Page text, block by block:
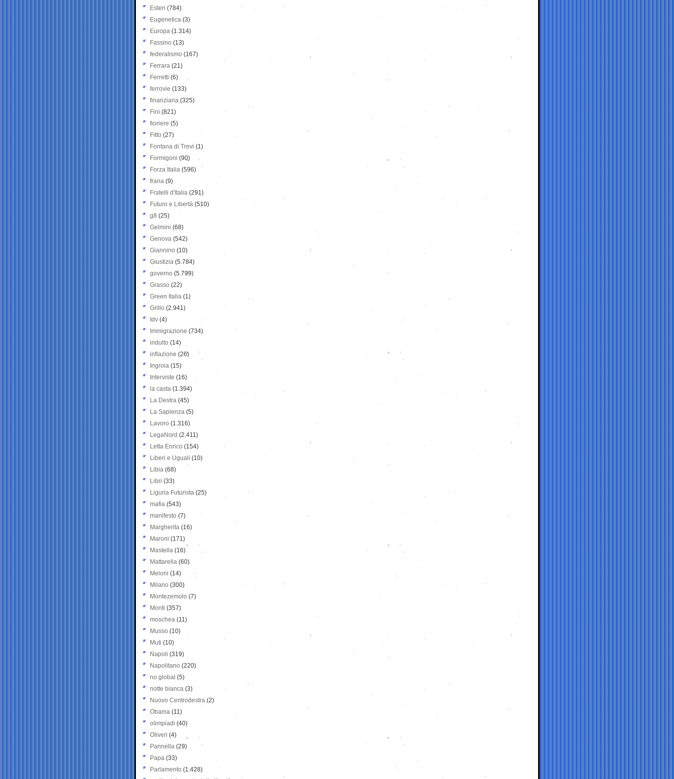
Esteri (784)
Eugenetica (3)
Europa (1.314)
Fassino (13)
federalismo (167)
Ferrara (21)
Ferretti (6)
ferrovie (133)
finanziaria (325)
Fini (821)
fioriere (5)
Fitto (27)
Fontana di Trevi (1)
Formigoni (90)
Forza Italia (596)
frana (9)
Fratelli d'Italia (291)
Futuro e Libertà (510)
g8 (25)
Gelmini (68)
Genova (542)
Giannino (10)
Giustizia (5.784)
governo (5.799)
Grasso (22)
Green Italia (1)
Grillo (2.941)
Idv (4)
Immigrazione (734)
indulto (14)
inflazione (26)
Ingroia (15)
Interviste (16)
la casta (1.394)
La Destra (45)
La Sapienza (5)
Lavoro (1.316)
LegaNord (2.411)
Letta Enrico (154)
Liberi e Uguali (10)
Libia (68)
Libri (33)
Liguria Futurista (25)
mafia (543)
manifesto (7)
Margherita (16)
Maroni (171)
Mastella (16)
Mattarella (60)
Meloni (14)
Milano (300)
Montezemolo (7)
Monti (357)
moschea (11)
Musso (10)
Muti (10)
Napoli (319)
Napolitano (220)
no global (5)
notte bianca (3)
Nuovo Centrodestra (2)
Obama (11)
olimpiadi (40)
Oliveri (4)
Pannella (29)
Papa (33)
Parlamento (1.428)